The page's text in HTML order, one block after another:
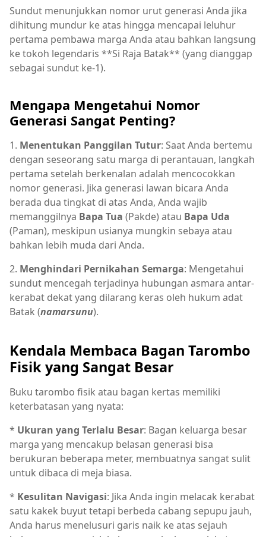
Sundut menunjukkan nomor urut generasi Anda jika
dihitung mundur ke atas hingga mencapai leluhur
pertama pembawa marga Anda atau bahkan langsung
ke tokoh legendaris **Si Raja Batak** (yang dianggap
sebagai sundut ke-1).
Mengapa Mengetahui Nomor
Generasi Sangat Penting?
1. Menentukan Panggilan Tutur: Saat Anda bertemu
dengan seseorang satu marga di perantauan, langkah
pertama setelah berkenalan adalah mencocokkan
nomor generasi. Jika generasi lawan bicara Anda
berada dua tingkat di atas Anda, Anda wajib
memanggilnya Bapa Tua (Pakde) atau Bapa Uda
(Paman), meskipun usianya mungkin sebaya atau
bahkan lebih muda dari Anda.
2. Menghindari Pernikahan Semarga: Mengetahui
sundut mencegah terjadinya hubungan asmara antar-
kerabat dekat yang dilarang keras oleh hukum adat
Batak (namarsunu).
Kendala Membaca Bagan Tarombo
Fisik yang Sangat Besar
Buku tarombo fisik atau bagan kertas memiliki
keterbatasan yang nyata:
* Ukuran yang Terlalu Besar: Bagan keluarga besar
marga yang mencakup belasan generasi bisa
berukuran beberapa meter, membuatnya sangat sulit
untuk dibaca di meja biasa.
* Kesulitan Navigasi: Jika Anda ingin melacak kerabat
satu kakek buyut tetapi berbeda cabang sepupu jauh,
Anda harus menelusuri garis naik ke atas sejauh